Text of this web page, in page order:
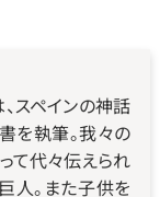
スペインの神話
を執筆。我々の
て代々伝えられ
人。また子供を